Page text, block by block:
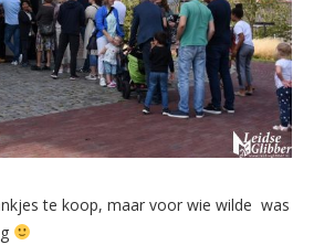
te koop, maar voor wie wilde was